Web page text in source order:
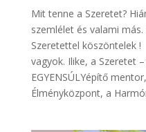
Mit tenne a Szeretet?
szemlélet és valami
Szeretettel köszöntelek
vagyok. Ilike, a Szeretet
EGYENSÚLYépítő
Élményközpont, a